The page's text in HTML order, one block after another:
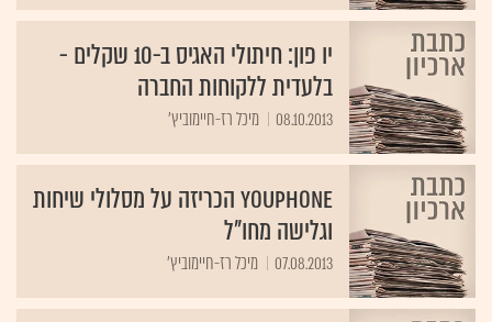
יו פון: חיתולי האגיס ב-10 שקלים -
בלעדית ללקוחות החברה
08.10.2013 מיכל רז-חיימוביץ'
YouPhone הכריזה על מסלולי שיחות
וגלישה מחו"ל
07.08.2013 מיכל רז-חיימוביץ'